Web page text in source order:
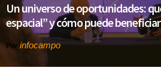
Un universo de oportunidades:
espacial” y cómo puede
Por infocampo